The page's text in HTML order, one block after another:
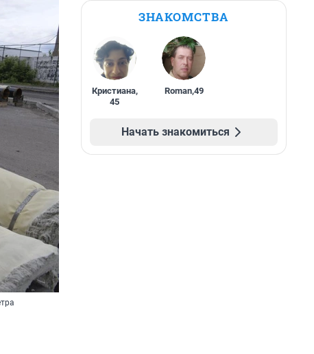
ЗНАКОМСТВА
Кристиана,
45
Roman,49
Начать знакомиться